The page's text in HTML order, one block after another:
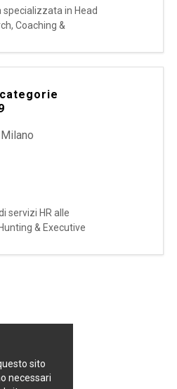
in Head
Coaching &
e HR Solution
Outplacement e
per una solida realtà
di pagamento
un/una Business
dir
Milano
servizi HR alle
& Executive
e RPO,
& Mentoring,
sito
necessari